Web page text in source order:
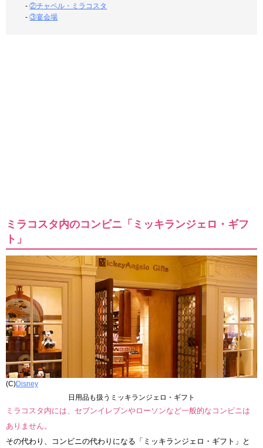
-②チャペル・ミラコスタ
-③宴会場
ミラコスタ内のコンビニ「ミッキランジェロ・ギフ
ト」
(C)Disney
日用品も扱うミッキランジェロ・ギフト
ミラコスタ内には、セブンイレブンやローソンなど一般的なコンビニは
ありません。
その代わり、コンビニの代わりになる「ミッキランジェロ・ギフト」と